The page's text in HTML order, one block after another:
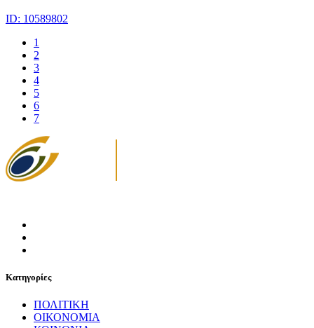
ID: 10589802
1
2
3
4
5
6
7
Κατηγορίες
ΠΟΛΙΤΙΚΗ
ΟΙΚΟΝΟΜΙΑ